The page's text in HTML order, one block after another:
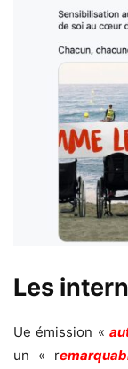
Les
Ue émission «
un « r